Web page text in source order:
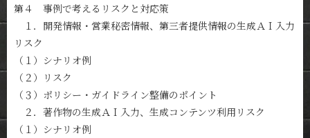
第４ 事例で考えるリスクと対応策
１．開発情報・営業秘密情報、第三者提供情報の生成ＡＩ入力
リスク
（１）シナリオ例
（２）リスク
（３）ポリシー・ガイドライン整備のポイント
２．著作物の生成ＡＩ入力、生成コンテンツ利用リスク
（１）シナリオ例